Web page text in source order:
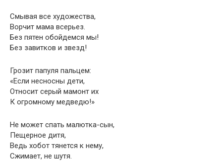
Смывая все художества,
Ворчит мама всерьез.
Без пятен обойдемся мы!
Без завитков и звезд!
Грозит папуля пальцем:
«Если несносны дети,
Относит серый мамонт их
К огромному медведю!»
Не может спать малютка-сын,
Пещерное дитя,
Ведь хобот тянется к нему,
Сжимает, не шутя.